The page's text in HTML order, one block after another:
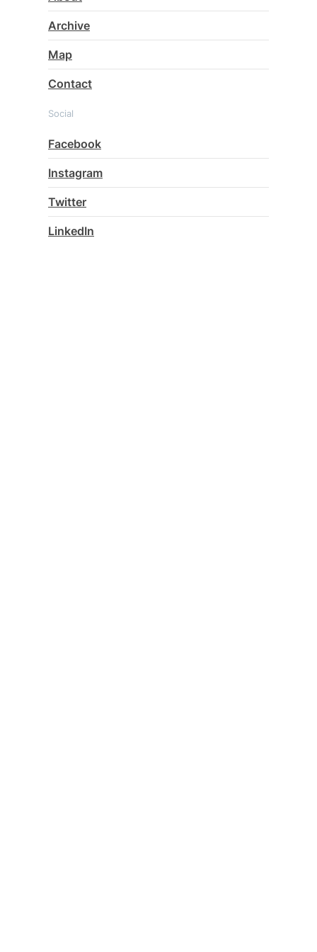
Archive
Map
Contact
Social
Facebook
Instagram
Twitter
LinkedIn